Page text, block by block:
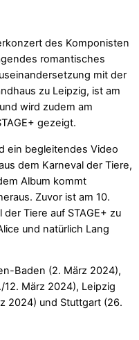
des Komponisten
romantisches
mit der
zu Leipzig, ist am
wird zudem am
gezeigt.
ein begleitendes Video
dem Karneval der Tiere,
Album kommt
Zuvor ist am 10.
Tiere auf STAGE+ zu
und natürlich Lang
Baden (2. März 2024),
12. März 2024), Leipzig
2024) und Stuttgart (26.